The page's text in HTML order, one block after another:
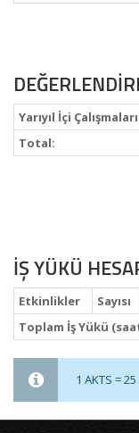
Yarıyıl İçi Çalışmaları
Total:
İŞ YÜKÜ
Etkinlikler Sayısı
Toplam İş Yükü
1 AKTS =